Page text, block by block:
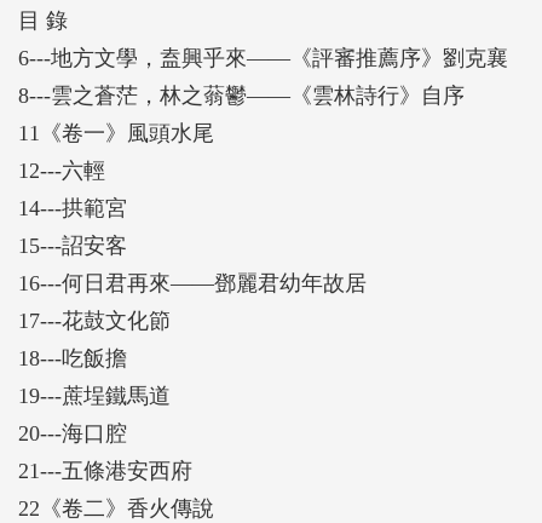
往經常路過及造訪的雲林，也早在序列規劃的名單，
如今草藁初就，總為一編，也算是在人間繼續行走踏
查的里程紀錄。
目 錄
6---地方文學，盍興乎來——《評審推薦序》劉克襄
8---雲之蒼茫，林之蓊鬱——《雲林詩行》自序
11《卷一》風頭水尾
12---六輕
14---拱範宮
15---詔安客
16---何日君再來——鄧麗君幼年故居
17---花鼓文化節
18---吃飯擔
19---蔗埕鐵馬道
20---海口腔
21---五條港安西府
22《卷二》香火傳說